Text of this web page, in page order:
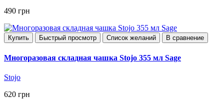
490 грн
Купить Быстрый просмотр Список желаний В сравнение
Многоразовая складная чашка Stojo 355 мл Sage
Stojo
620 грн